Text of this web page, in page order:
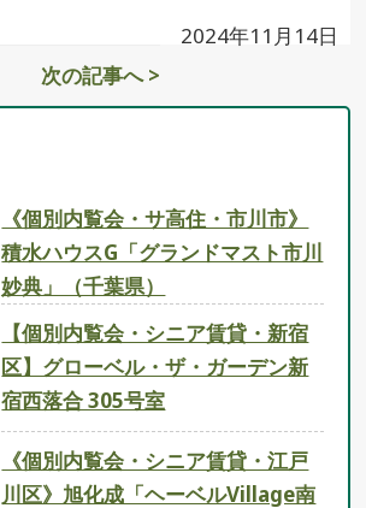
2024年11月14日
次の記事へ >
《個別内覧会・サ高住・市川市》
積水ハウスG「グランドマスト市川
妙典」（千葉県）
【個別内覧会・シニア賃貸・新宿
区】グローベル・ザ・ガーデン新
宿西落合 305号室
《個別内覧会・シニア賃貸・江戸
川区》旭化成「ヘーベルVillage南